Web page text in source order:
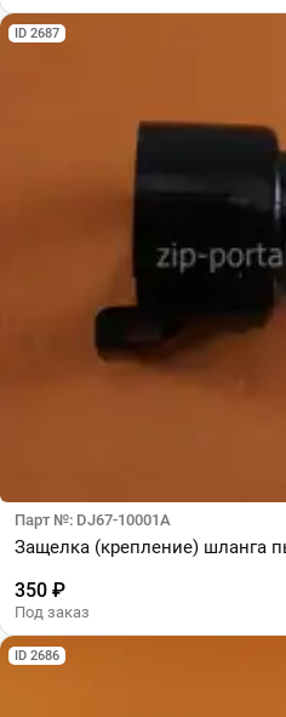
ID 2687
Парт №: DJ67-10001A
Защелка (крепление) шланга
350 ₽
Под заказ
ID 2686